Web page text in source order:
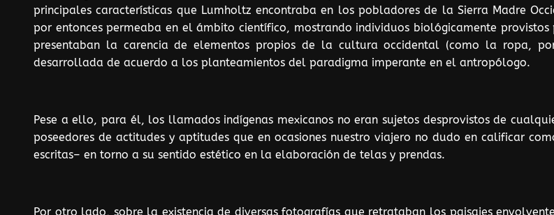
principales características que Lumholtz encontraba en los pobladores de la Sierra Madre
por entonces permeaba en el ámbito científico, mostrando individuos biológicamente
presentaban la carencia de elementos propios de la cultura occidental (como la ropa,
desarrollada de acuerdo a los planteamientos del paradigma imperante en el antropólogo.
Pese a ello, para él, los llamados indígenas mexicanos no eran sujetos desprovistos de
poseedores de actitudes y aptitudes que en ocasiones nuestro viajero no dudo en calificar
escritas– en torno a su sentido estético en la elaboración de telas y prendas.
Por otro lado, sobre la existencia de diversas fotografías que retrataban los paisajes